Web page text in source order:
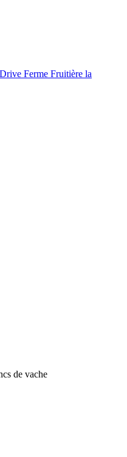
Drive Ferme Fruitière la
de vache